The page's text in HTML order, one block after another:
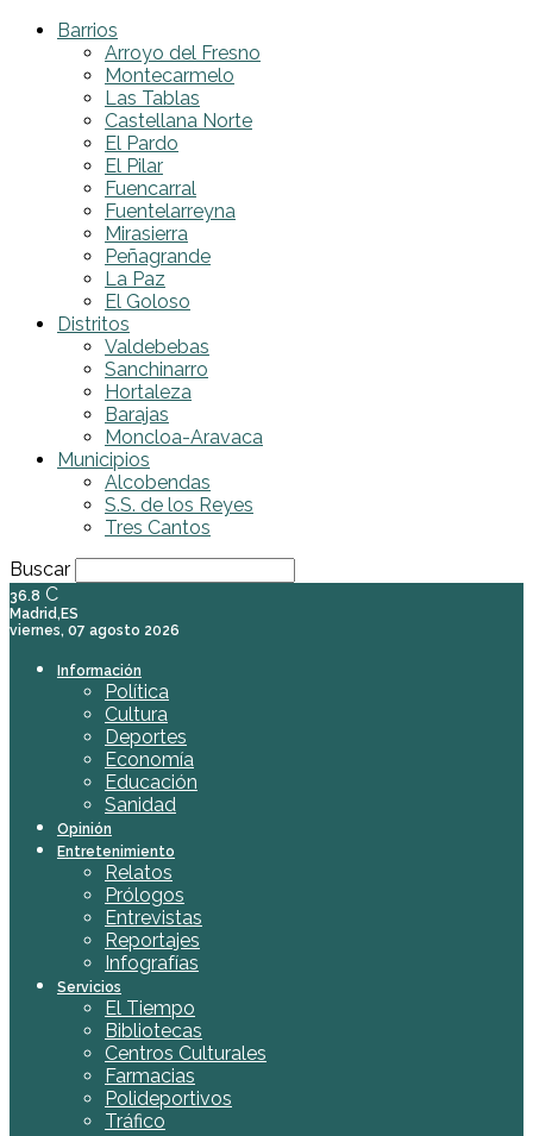
Barrios
Arroyo del Fresno
Montecarmelo
Las Tablas
Castellana Norte
El Pardo
El Pilar
Fuencarral
Fuentelarreyna
Mirasierra
Peñagrande
La Paz
El Goloso
Distritos
Valdebebas
Sanchinarro
Hortaleza
Barajas
Moncloa-Aravaca
Municipios
Alcobendas
S.S. de los Reyes
Tres Cantos
Buscar
36.8 C
Madrid,ES
viernes, 07 agosto 2026
Información
Política
Cultura
Deportes
Economía
Educación
Sanidad
Opinión
Entretenimiento
Relatos
Prólogos
Entrevistas
Reportajes
Infografías
Servicios
El Tiempo
Bibliotecas
Centros Culturales
Farmacias
Polideportivos
Tráfico